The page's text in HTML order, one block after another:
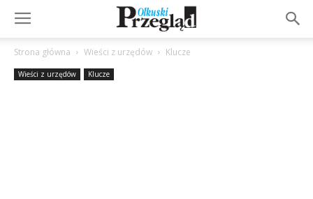
Strona główna Wieści z urzędów Klucze
Wieści z urzędów Klucze